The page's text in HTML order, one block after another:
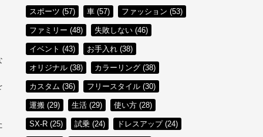
スポーツ (57) 車 (57) ファッション (53)
ファミリー (48) 失敗しない (46)
イベント (43) お手入れ (38)
オリジナル (38) カラーリング (38)
カスタム (36) フリースタイル (30)
運搬 (29) 生活 (29) 使い方 (28)
SX-R (25) 試乗 (24) ドレスアップ (24)